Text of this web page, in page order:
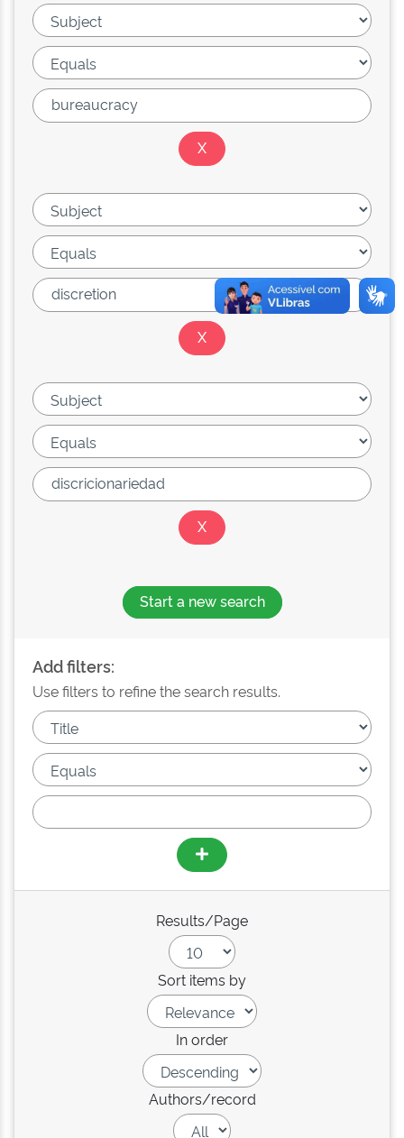
Start a new search
Add filters:
Use filters to refine the search results.
Results/Page
Sort items by
In order
Authors/record